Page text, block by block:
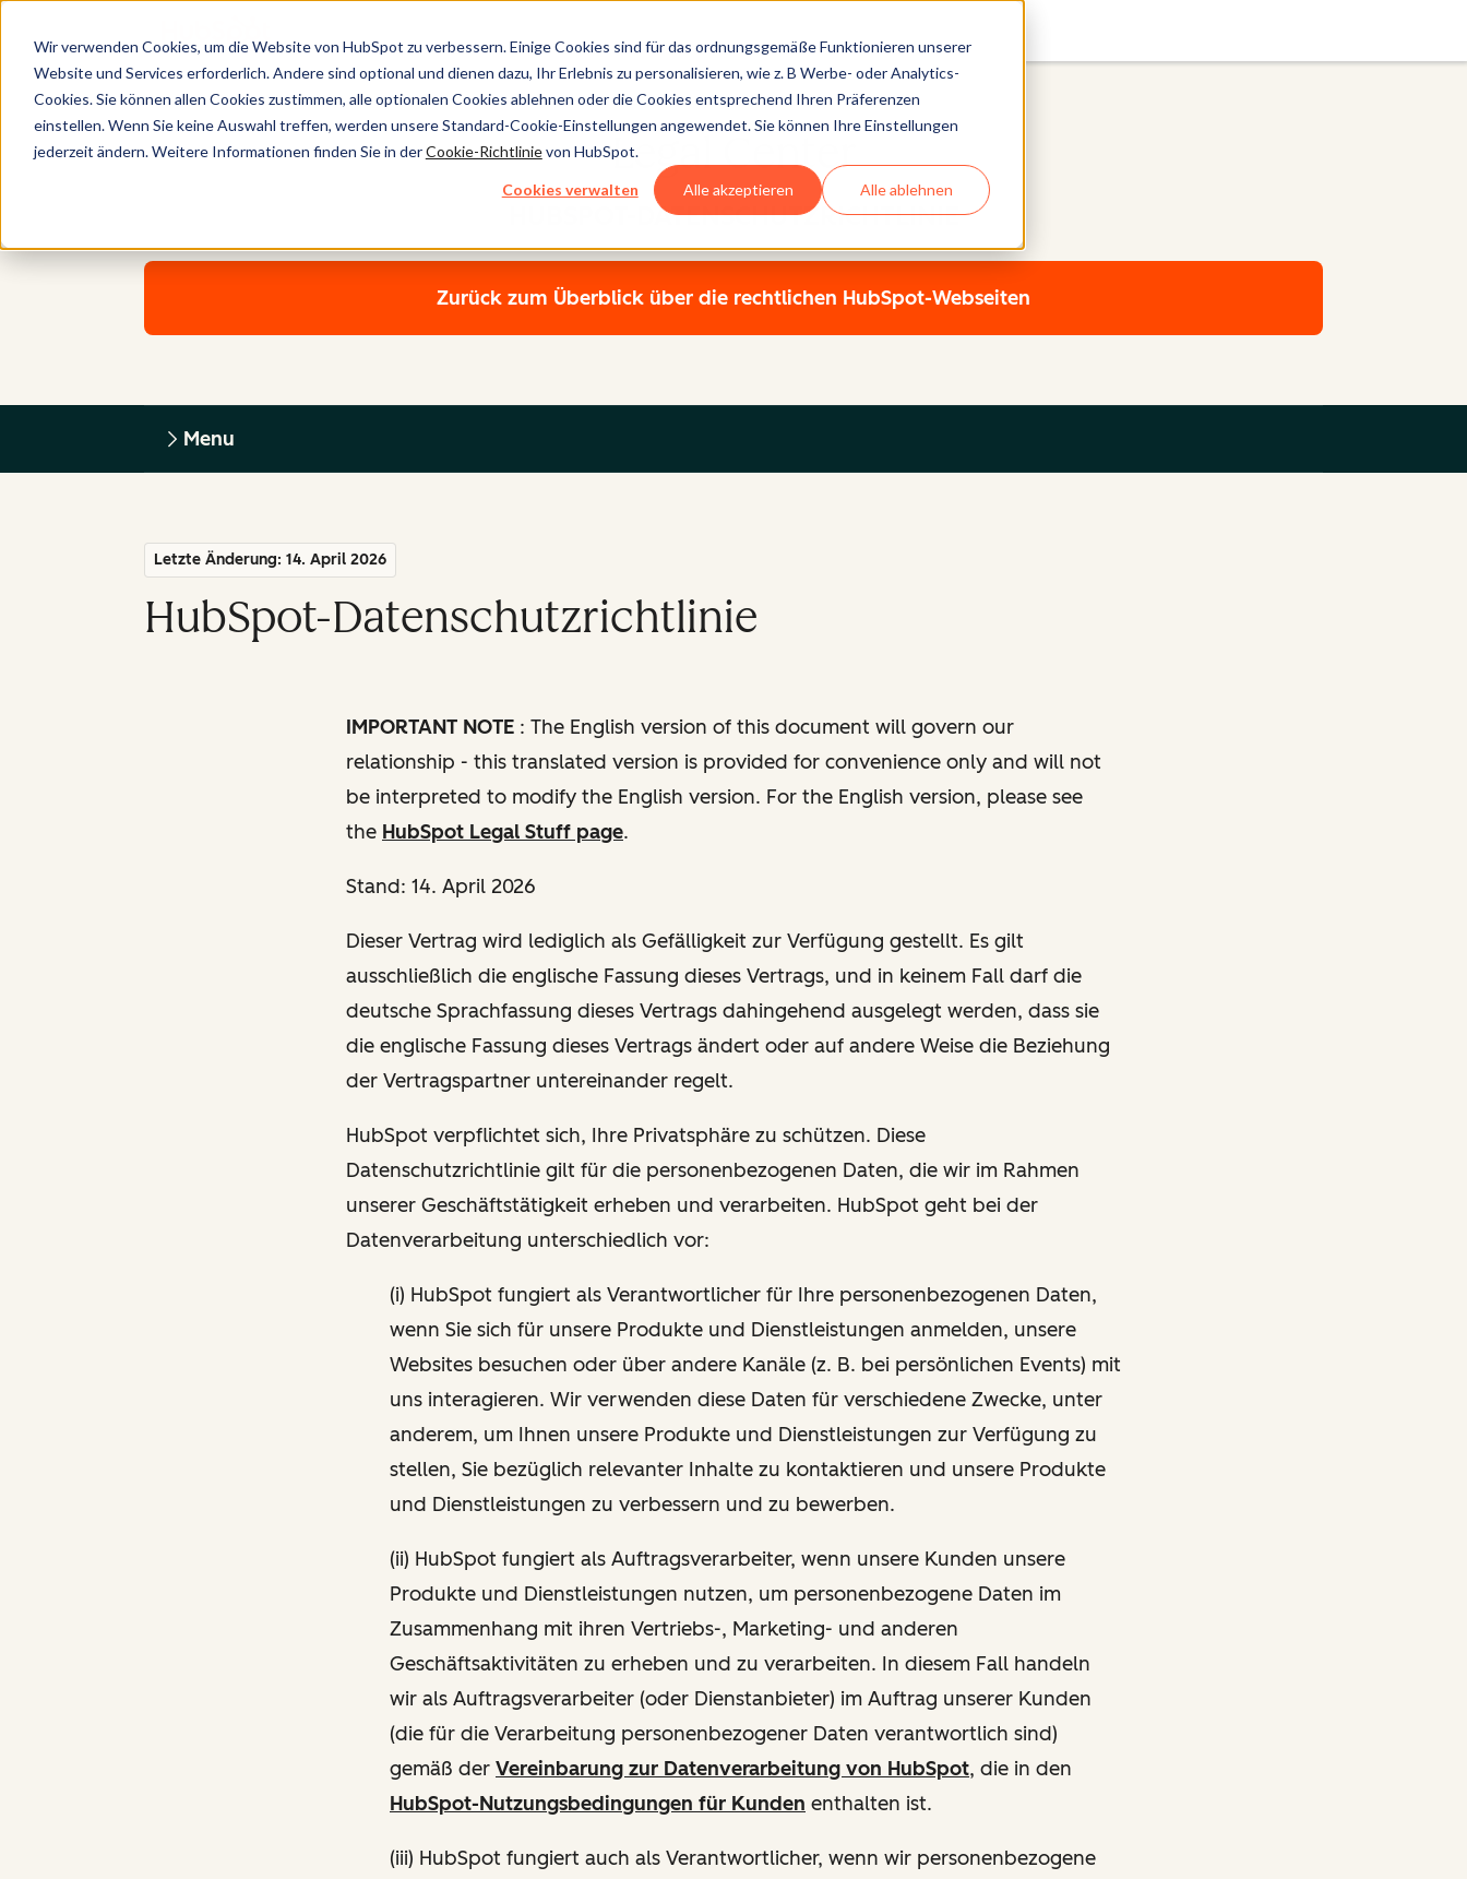
Wir verwenden Cookies, um die Website von HubSpot zu verbessern. Einige Cookies sind für das ordnungsgemäße Funktionieren unserer
Website und Services erforderlich. Andere sind optional und dienen dazu, Ihr Erlebnis zu personalisieren, wie z. B Werbe- oder Analytics-
Cookies. Sie können allen Cookies zustimmen, alle optionalen Cookies ablehnen oder die Cookies entsprechend Ihren Präferenzen
einstellen. Wenn Sie keine Auswahl treffen, werden unsere Standard-Cookie-Einstellungen angewendet. Sie können Ihre Einstellungen
jederzeit ändern. Weitere Informationen finden Sie in derCookie-Richtlinievon HubSpot.
Cookies verwalten Alle akzeptieren Alle ablehnen
Legal Center
HUBSPOT-DATENSCHUTZRICHTLINIE
Zurück zum Überblick über die rechtlichen HubSpot-Webseiten
Menu
Letzte Änderung: 14. April 2026
HubSpot-Datenschutzrichtlinie
IMPORTANT NOTE : The English version of this document will govern our
relationship - this translated version is provided for convenience only and will not
be interpreted to modify the English version. For the English version, please see
the HubSpot Legal Stuff page.
Stand: 14. April 2026
Dieser Vertrag wird lediglich als Gefälligkeit zur Verfügung gestellt. Es gilt
ausschließlich die englische Fassung dieses Vertrags, und in keinem Fall darf die
deutsche Sprachfassung dieses Vertrags dahingehend ausgelegt werden, dass sie
die englische Fassung dieses Vertrags ändert oder auf andere Weise die Beziehung
der Vertragspartner untereinander regelt.
HubSpot verpflichtet sich, Ihre Privatsphäre zu schützen. Diese
Datenschutzrichtlinie gilt für die personenbezogenen Daten, die wir im Rahmen
unserer Geschäftstätigkeit erheben und verarbeiten. HubSpot geht bei der
Datenverarbeitung unterschiedlich vor:
(i) HubSpot fungiert als Verantwortlicher für Ihre personenbezogenen Daten,
wenn Sie sich für unsere Produkte und Dienstleistungen anmelden, unsere
Websites besuchen oder über andere Kanäle (z. B. bei persönlichen Events) mit
uns interagieren. Wir verwenden diese Daten für verschiedene Zwecke, unter
anderem, um Ihnen unsere Produkte und Dienstleistungen zur Verfügung zu
stellen, Sie bezüglich relevanter Inhalte zu kontaktieren und unsere Produkte
und Dienstleistungen zu verbessern und zu bewerben.
(ii) HubSpot fungiert als Auftragsverarbeiter, wenn unsere Kunden unsere
Produkte und Dienstleistungen nutzen, um personenbezogene Daten im
Zusammenhang mit ihren Vertriebs-, Marketing- und anderen
Geschäftsaktivitäten zu erheben und zu verarbeiten. In diesem Fall handeln
wir als Auftragsverarbeiter (oder Dienstanbieter) im Auftrag unserer Kunden
(die für die Verarbeitung personenbezogener Daten verantwortlich sind)
gemäß der Vereinbarung zur Datenverarbeitung von HubSpot, die in den
HubSpot-Nutzungsbedingungen für Kunden enthalten ist.
(iii) HubSpot fungiert auch als Verantwortlicher, wenn wir personenbezogene